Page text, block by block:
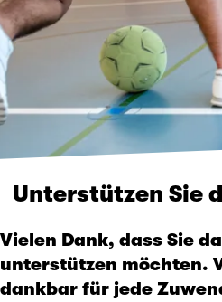
Unterstützen Sie
Vielen Dank, dass Sie
unterstützen möchten.
dankbar für jede